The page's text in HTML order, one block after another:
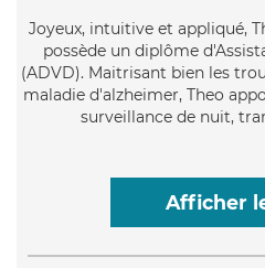
Joyeux, intuitive et appliqué,
possède un diplôme
(ADVD). Maitrisant bien les
maladie d'alzheimer, Theo
surveillance de nuit,
Afficher